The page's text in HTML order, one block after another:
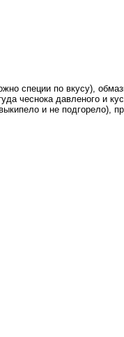
специи по вкусу),
чеснока давленого и
и не подгорело),